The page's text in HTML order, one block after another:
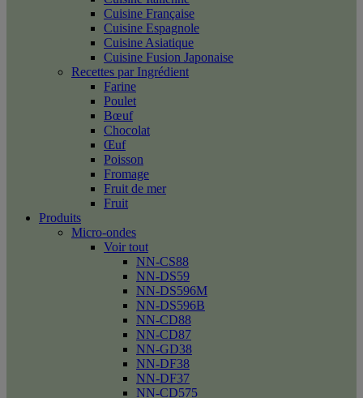
Cuisine Française
Cuisine Espagnole
Cuisine Asiatique
Cuisine Fusion Japonaise
Recettes par Ingrédient
Farine
Poulet
Bœuf
Chocolat
Œuf
Poisson
Fromage
Fruit de mer
Fruit
Produits
Micro-ondes
Voir tout
NN-CS88
NN-DS59
NN-DS596M
NN-DS596B
NN-CD88
NN-CD87
NN-GD38
NN-DF38
NN-DF37
NN-CD575